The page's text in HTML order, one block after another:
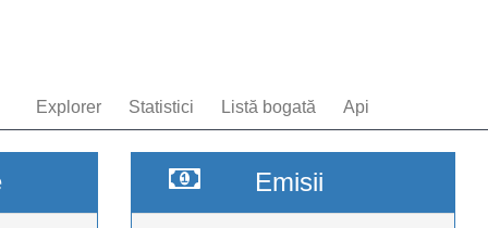
Explorer Statistici Listă bogată Api
Emisii